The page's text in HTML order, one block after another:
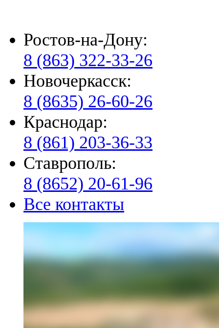
Ростов-на-Дону:
8 (863) 322-33-26
Новочеркасск:
8 (8635) 26-60-26
Краснодар:
8 (861) 203-36-33
Ставрополь:
8 (8652) 20-61-96
Все контакты